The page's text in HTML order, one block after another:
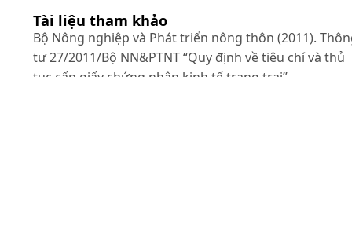
Tài liệu tham khảo
Bộ Nông nghiệp và Phát triển nông thôn (2011).
tư 27/2011/Bộ NN&PTNT “Quy định về tiêu chí và thủ
tục cấp giấy chứng nhận kinh tế trang trại”.